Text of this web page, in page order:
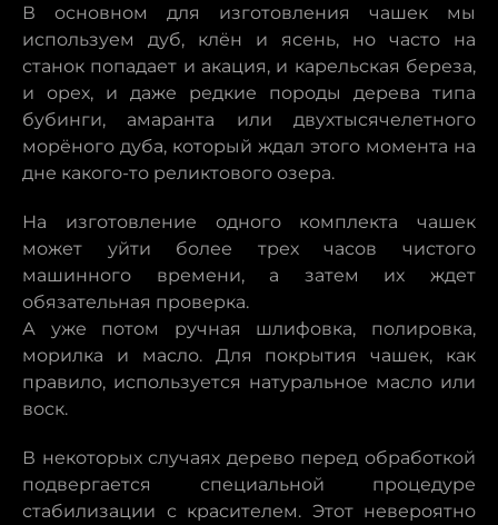
В основном для изготовления чашек мы
используем дуб, клён и ясень, но часто на
станок попадает и акация, и карельская береза,
и орех, и даже редкие породы дерева типа
бубинги, амаранта или двухтысячелетного
морёного дуба, который ждал этого момента на
дне какого-то реликтового озера.
На изготовление одного комплекта чашек
может уйти более трех часов чистого
машинного времени, а затем их ждет
обязательная проверка.
А уже потом ручная шлифовка, полировка,
морилка и масло. Для покрытия чашек, как
правило, используется натуральное масло или
воск.
В некоторых случаях дерево перед обработкой
подвергается специальной процедуре
стабилизации с красителем. Этот невероятно